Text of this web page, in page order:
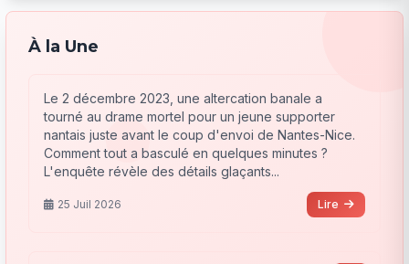
À la Une
Le 2 décembre 2023, une altercation banale a
tourné au drame mortel pour un jeune supporter
nantais juste avant le coup d'envoi de Nantes-Nice.
Comment tout a basculé en quelques minutes ?
L'enquête révèle des détails glaçants...
25 Juil 2026 Lire